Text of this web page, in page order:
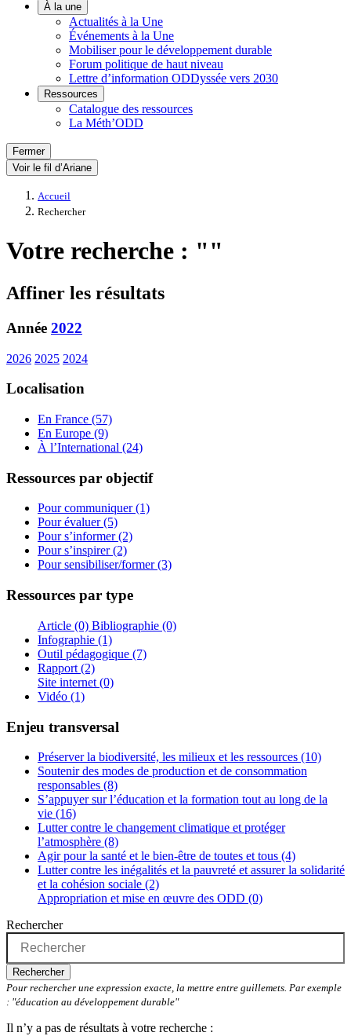
À la une
Actualités à la Une
Événements à la Une
Mobiliser pour le développement durable
Forum politique de haut niveau
Lettre d’information ODDyssée vers 2030
Ressources
Catalogue des ressources
La Méth’ODD
Fermer
Voir le fil d’Ariane
Accueil
Rechercher
Votre recherche : ""
Affiner les résultats
Année 2022
2026 2025 2024
Localisation
En France (57)
En Europe (9)
À l’International (24)
Ressources par objectif
Pour communiquer (1)
Pour évaluer (5)
Pour s’informer (2)
Pour s’inspirer (2)
Pour sensibiliser/former (3)
Ressources par type
Article (0) Bibliographie (0)
Infographie (1)
Outil pédagogique (7)
Rapport (2)
Site internet (0)
Vidéo (1)
Enjeu transversal
Préserver la biodiversité, les milieux et les ressources (10)
Soutenir des modes de production et de consommation
responsables (8)
S’appuyer sur l’éducation et la formation tout au long de la
vie (16)
Lutter contre le changement climatique et protéger
l’atmosphère (8)
Agir pour la santé et le bien-être de toutes et tous (4)
Lutter contre les inégalités et la pauvreté et assurer la solidarité
et la cohésion sociale (2)
Appropriation et mise en œuvre des ODD (0)
Rechercher
Rechercher
Pour rechercher une expression exacte, la mettre entre guillemets. Par exemple
: "éducation au développement durable"
Il n’y a pas de résultats à votre recherche :